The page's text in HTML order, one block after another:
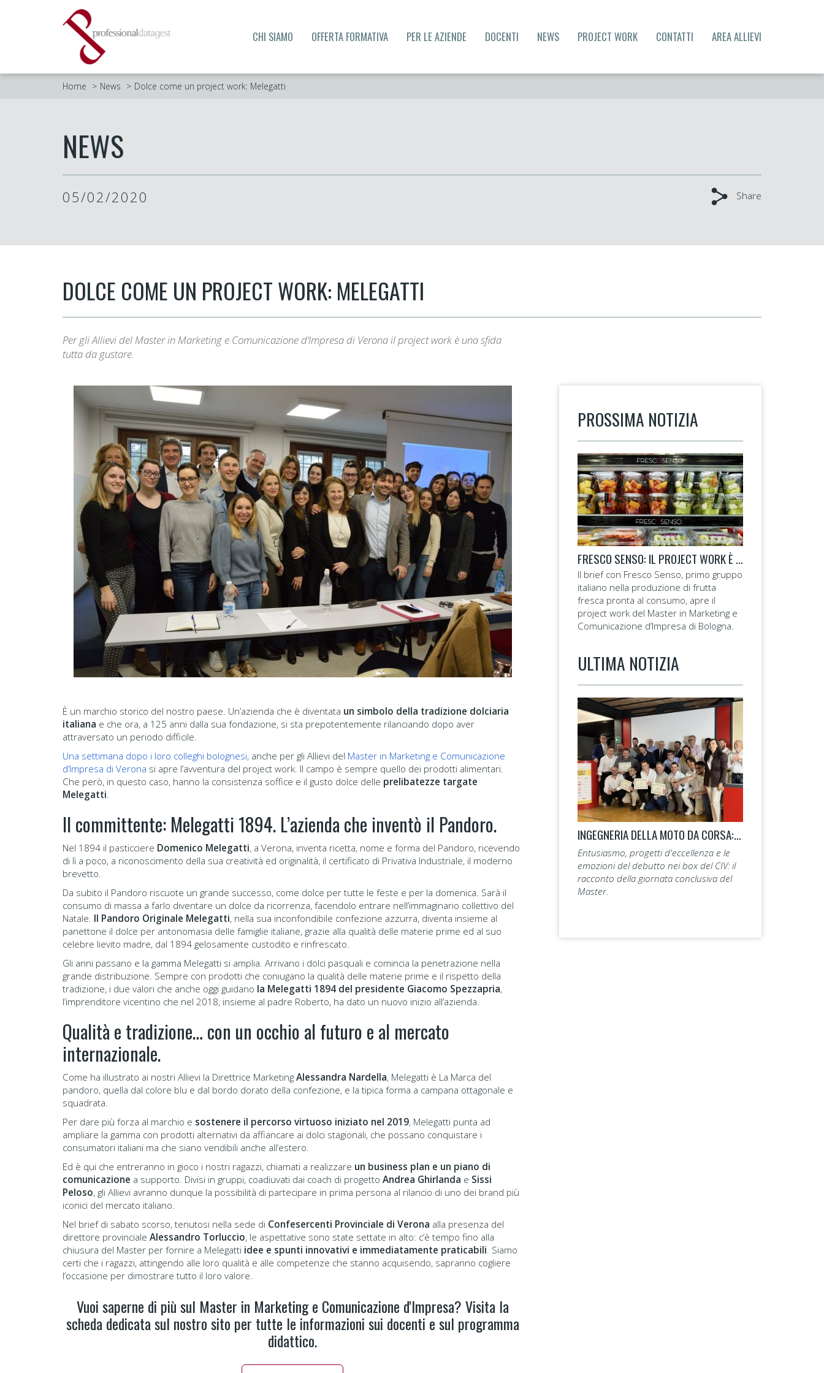
CHI SIAMO OFFERTA FORMATIVA PER LE AZIENDE DOCENTI NEWS PROJECT WORK CONTATTI AREA ALLIEVI
Home News Dolce come un project work: Melegatti
NEWS
05/02/2020 Share
DOLCE COME UN PROJECT WORK: MELEGATTI
Per gli Allievi del Master in Marketing e Comunicazione d’Impresa di Verona il project work è una sfida
tutta da gustare.
È un marchio storico del nostro paese. Un’azienda che è diventata un simbolo della tradizione dolciaria
italiana e che ora, a 125 anni dalla sua fondazione, si sta prepotentemente rilanciando dopo aver
attraversato un periodo difficile.
Una settimana dopo i loro colleghi bolognesi, anche per gli Allievi del Master in Marketing e Comunicazione
d’Impresa di Verona si apre l’avventura del project work. Il campo è sempre quello dei prodotti alimentari.
Che però, in questo caso, hanno la consistenza soffice e il gusto dolce delle prelibatezze targate
Melegatti.
Il committente: Melegatti 1894. L’azienda che inventò il Pandoro.
Nel 1894 il pasticciere Domenico Melegatti, a Verona, inventa ricetta, nome e forma del Pandoro, ricevendo
di lì a poco, a riconoscimento della sua creatività ed originalità, il certificato di Privativa Industriale, il moderno
brevetto.
Da subito il Pandoro riscuote un grande successo, come dolce per tutte le feste e per la domenica. Sarà il
consumo di massa a farlo diventare un dolce da ricorrenza, facendolo entrare nell’immaginario collettivo del
Natale. Il Pandoro Originale Melegatti, nella sua inconfondibile confezione azzurra, diventa insieme al
panettone il dolce per antonomasia delle famiglie italiane, grazie alla qualità delle materie prime ed al suo
celebre lievito madre, dal 1894 gelosamente custodito e rinfrescato.
Gli anni passano e la gamma Melegatti si amplia. Arrivano i dolci pasquali e comincia la penetrazione nella
grande distribuzione. Sempre con prodotti che coniugano la qualità delle materie prime e il rispetto della
tradizione, i due valori che anche oggi guidano la Melegatti 1894 del presidente Giacomo Spezzapria,
l’imprenditore vicentino che nel 2018, insieme al padre Roberto, ha dato un nuovo inizio all’azienda.
Qualità e tradizione… con un occhio al futuro e al mercato
internazionale.
Come ha illustrato ai nostri Allievi la Direttrice Marketing Alessandra Nardella, Melegatti è La Marca del
pandoro, quella dal colore blu e dal bordo dorato della confezione, e la tipica forma a campana ottagonale e
squadrata.
Per dare più forza al marchio e sostenere il percorso virtuoso iniziato nel 2019, Melegatti punta ad
ampliare la gamma con prodotti alternativi da affiancare ai dolci stagionali, che possano conquistare i
consumatori italiani ma che siano vendibili anche all’estero.
Ed è qui che entreranno in gioco i nostri ragazzi, chiamati a realizzare un business plan e un piano di
comunicazione a supporto. Divisi in gruppi, coadiuvati dai coach di progetto Andrea Ghirlanda e Sissi
Peloso, gli Allievi avranno dunque la possibilità di partecipare in prima persona al rilancio di uno dei brand più
iconici del mercato italiano.
Nel brief di sabato scorso, tenutosi nella sede di Confesercenti Provinciale di Verona alla presenza del
direttore provinciale Alessandro Torluccio, le aspettative sono state settate in alto: c’è tempo fino alla
chiusura del Master per fornire a Melegatti idee e spunti innovativi e immediatamente praticabili. Siamo
certi che i ragazzi, attingendo alle loro qualità e alle competenze che stanno acquisendo, sapranno cogliere
l’occasione per dimostrare tutto il loro valore.
Vuoi saperne di più sul Master in Marketing e Comunicazione d'Impresa? Visita la
scheda dedicata sul nostro sito per tutte le informazioni sui docenti e sul programma
didattico.
PROSSIMA NOTIZIA
FRESCO SENSO: IL PROJECT WORK È FRESCO, È GREEN
Il brief con Fresco Senso, primo gruppo
italiano nella produzione di frutta
fresca pronta al consumo, apre il
project work del Master in Marketing e
Comunicazione d’Impresa di Bologna.
ULTIMA NOTIZIA
INGEGNERIA DELLA MOTO DA CORSA: LA 14ª EDIZIONE TAGLIA IL TRAGUARDO.
Entusiasmo, progetti d'eccellenza e le
emozioni del debutto nei box del CIV: il
racconto della giornata conclusiva del
Master.